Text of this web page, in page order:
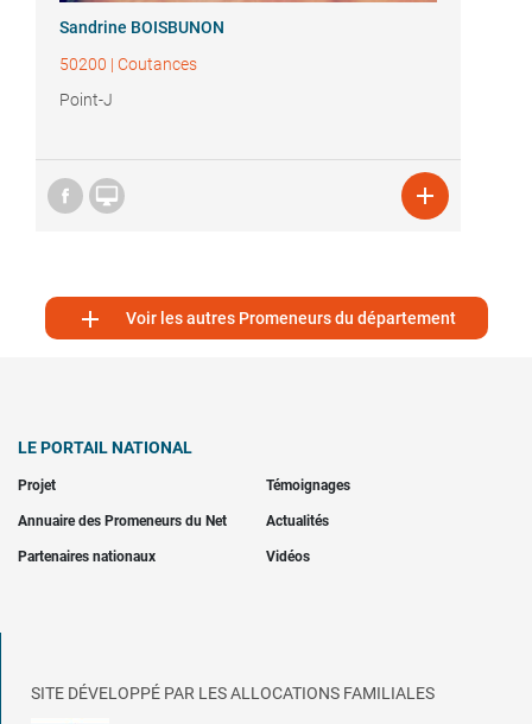
Sandrine BOISBUNON
50200 | Coutances
Point-J
 
 Voir les autres Promeneurs du département
LE PORTAIL NATIONAL
Projet Témoignages
Annuaire des Promeneurs du Net Actualités
Partenaires nationaux Vidéos
SITE DÉVELOPPÉ PAR LES ALLOCATIONS FAMILIALES